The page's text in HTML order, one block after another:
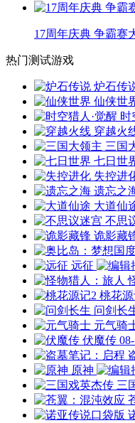
17周年庆典 争霸赛
热门测试游戏
炉石传
仙侠世
时
穿越火
三国
七日世
失控进
遗忘之
大道仙
不思
诡影藏
远征
桃花源
问剑长
元气骑
伏魔传
原神
三